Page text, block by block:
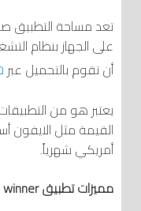
تعد مساحة التطبيق
على الجهاز بنظام
أن تقوم بالتحميل عبر
يعتبر هو من
أمريكي شهرياً.
مميزات تطبيق gym winner